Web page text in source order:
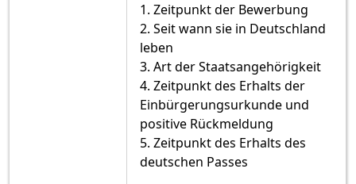
1. Zeitpunkt der Bewerbung
2. Seit wann sie in Deutschland
leben
3. Art der Staatsangehörigkeit
4. Zeitpunkt des Erhalts der
Einbürgerungsurkunde und
positive Rückmeldung
5. Zeitpunkt des Erhalts des
deutschen Passes